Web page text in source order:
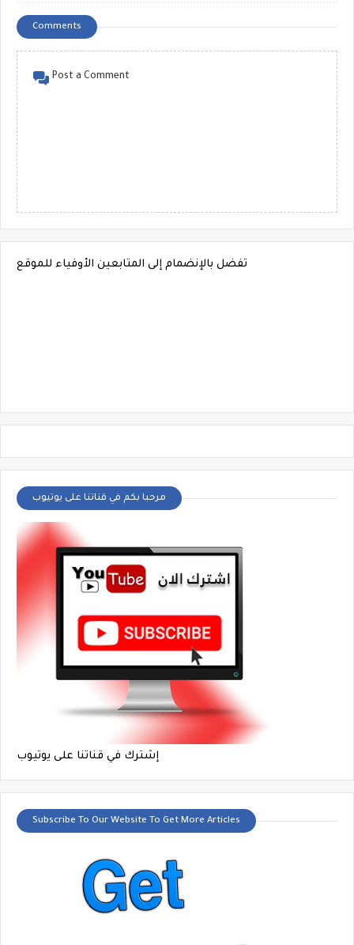
Comments
Post a Comment
تفضل بالإنضمام إلى المتابعين الأوفياء للموقع
مرحبا بكم في قناتنا على يوتيوب
إشترك في قناتنا على يوتيوب
Subscribe To Our Website To Get More Articles